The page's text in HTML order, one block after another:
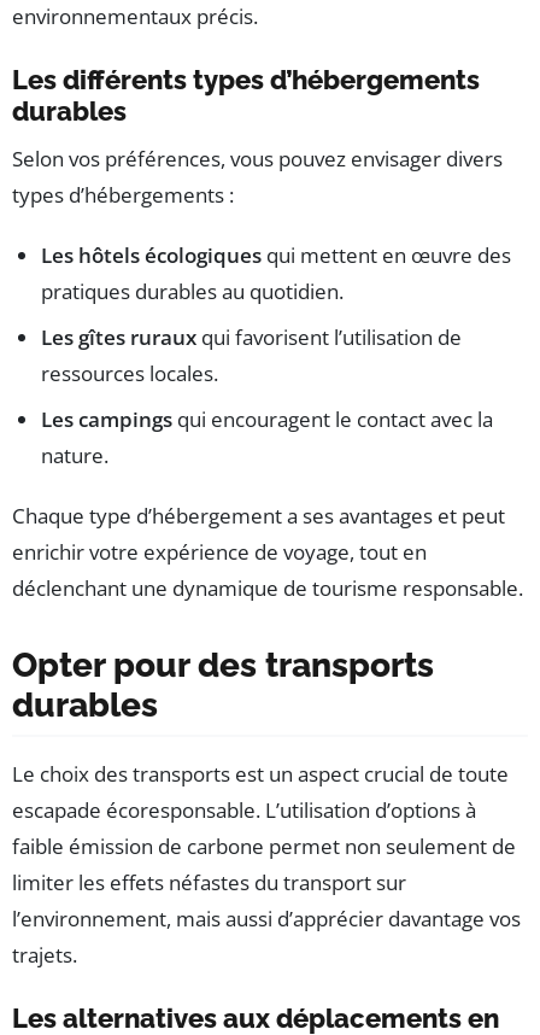
environnementaux précis.
Les différents types d’hébergements
durables
Selon vos préférences, vous pouvez envisager divers
types d’hébergements :
Les hôtels écologiques qui mettent en œuvre des
pratiques durables au quotidien.
Les gîtes ruraux qui favorisent l’utilisation de
ressources locales.
Les campings qui encouragent le contact avec la
nature.
Chaque type d’hébergement a ses avantages et peut
enrichir votre expérience de voyage, tout en
déclenchant une dynamique de tourisme responsable.
Opter pour des transports
durables
Le choix des transports est un aspect crucial de toute
escapade écoresponsable. L’utilisation d’options à
faible émission de carbone permet non seulement de
limiter les effets néfastes du transport sur
l’environnement, mais aussi d’apprécier davantage vos
trajets.
Les alternatives aux déplacements en